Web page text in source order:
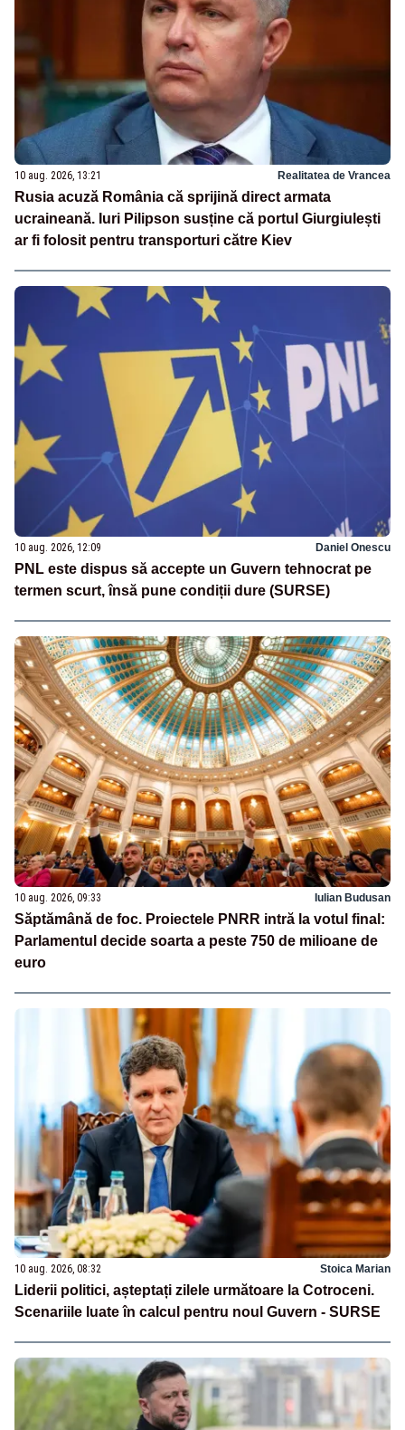
10 aug. 2026, 13:21 Realitatea de Vrancea
Rusia acuză România că sprijină direct armata
ucraineană. Iuri Pilipson susține că portul Giurgiulești
ar fi folosit pentru transporturi către Kiev
10 aug. 2026, 12:09 Daniel Onescu
PNL este dispus să accepte un Guvern tehnocrat pe
termen scurt, însă pune condiții dure (SURSE)
10 aug. 2026, 09:33 Iulian Budusan
Săptămână de foc. Proiectele PNRR intră la votul final:
Parlamentul decide soarta a peste 750 de milioane de
euro
10 aug. 2026, 08:32 Stoica Marian
Liderii politici, așteptați zilele următoare la Cotroceni.
Scenariile luate în calcul pentru noul Guvern - SURSE